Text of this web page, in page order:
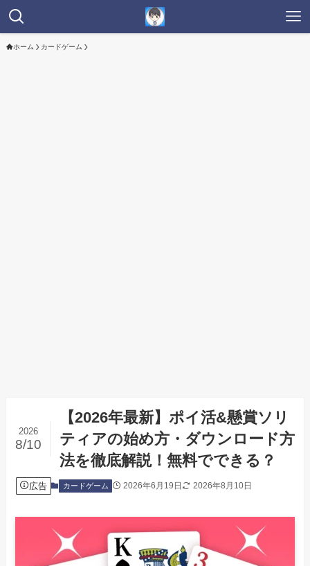
ホーム カードゲーム
【2026年最新】ポイ活&懸賞ソリ
ティアの始め方・ダウンロード方
法を徹底解説！無料でできる？
2026
8/10
広告 カードゲーム 2026年6月19日 2026年8月10日